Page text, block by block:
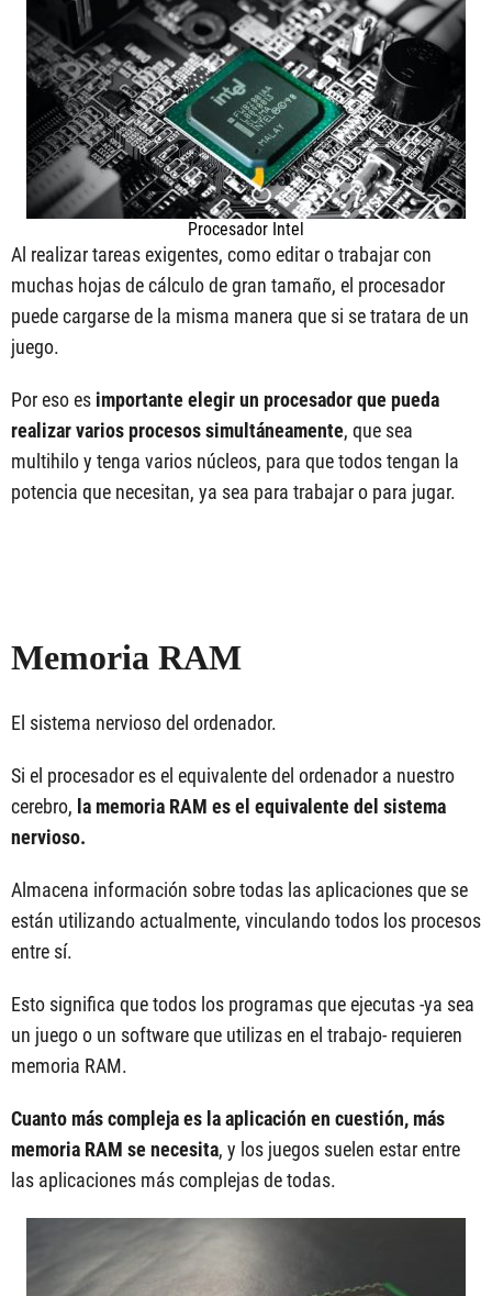
Procesador Intel
Al realizar tareas exigentes, como editar o trabajar con
muchas hojas de cálculo de gran tamaño, el procesador
puede cargarse de la misma manera que si se tratara de un
juego.
Por eso es importante elegir un procesador que pueda
realizar varios procesos simultáneamente, que sea
multihilo y tenga varios núcleos, para que todos tengan la
potencia que necesitan, ya sea para trabajar o para jugar.
Memoria RAM
El sistema nervioso del ordenador.
Si el procesador es el equivalente del ordenador a nuestro
cerebro, la memoria RAM es el equivalente del sistema
nervioso.
Almacena información sobre todas las aplicaciones que se
están utilizando actualmente, vinculando todos los procesos
entre sí.
Esto significa que todos los programas que ejecutas -ya sea
un juego o un software que utilizas en el trabajo- requieren
memoria RAM.
Cuanto más compleja es la aplicación en cuestión, más
memoria RAM se necesita, y los juegos suelen estar entre
las aplicaciones más complejas de todas.